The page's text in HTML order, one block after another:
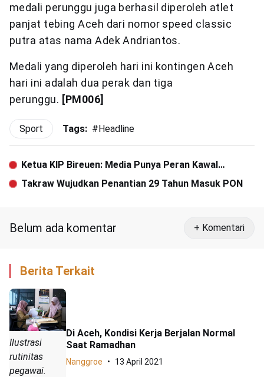
medali perunggu juga berhasil diperoleh atlet
panjat tebing Aceh dari nomor speed classic
putra atas nama Adek Andriantos.
Medali yang diperoleh hari ini kontingen Aceh
hari ini adalah dua perak dan tiga
perunggu. [PM006]
Sport Tags: #Headline
Ketua KIP Bireuen: Media Punya Peran Kawal
Penyelenggaraan Pemilukada
Takraw Wujudkan Penantian 29 Tahun Masuk PON
Belum ada komentar + Komentari
Berita Terkait
Ilustrasi
rutinitas
pegawai.
Di Aceh, Kondisi Kerja Berjalan Normal
Saat Ramadhan
Nanggroe 13 April 2021